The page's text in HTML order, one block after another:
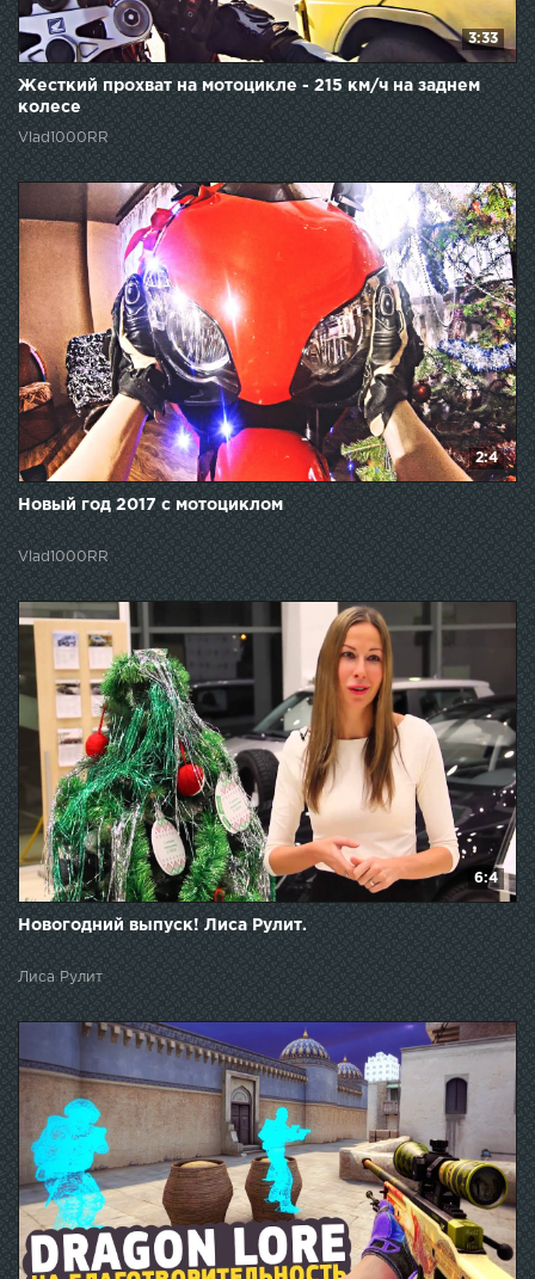
3:33
Жесткий прохват на мотоцикле - 215 км/ч на заднем
колесе
Vlad1000RR
2:4
Новый год 2017 с мотоциклом
Vlad1000RR
6:4
Новогодний выпуск! Лиса Рулит.
Лиса Рулит